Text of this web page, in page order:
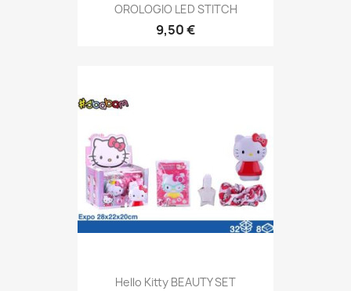
OROLOGIO LED STITCH
9,50 €
Hello Kitty BEAUTY SET